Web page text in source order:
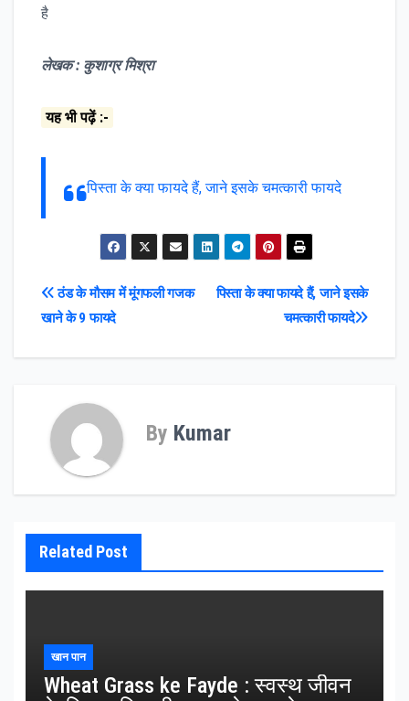
है
लेखक : कुशाग्र मिश्रा
यह भी पढ़ें :-
पिस्ता के क्या फायदे हैं, जाने इसके चमत्कारी फायदे
Post
पिस्ता के क्या फायदे हैं, जाने इसके
चमत्कारी फायदे
ठंड के मौसम में मूंगफली गजक
खाने के 9 फायदे
By Kumar
Related Post
खान पान
Wheat Grass ke Fayde : स्वस्थ जीवन